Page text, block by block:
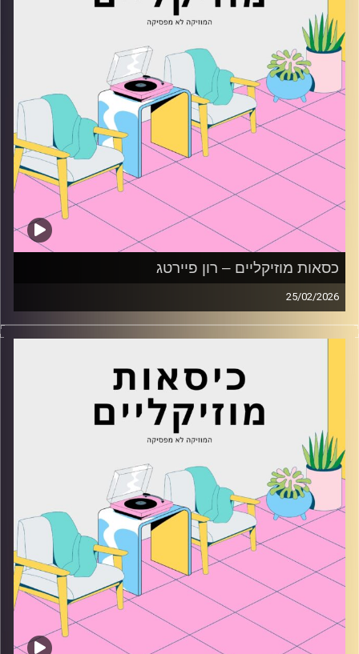
כסאות מוזיקליים – רון פיירטג
25/02/2026
כסאות מוזיקליים עם רון פיירטג